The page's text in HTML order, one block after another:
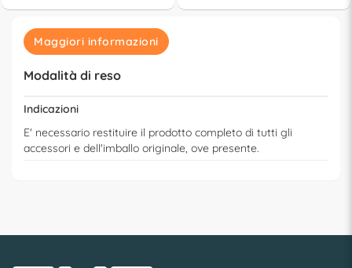
Maggiori informazioni
Modalità di reso
Indicazioni
E' necessario restituire il prodotto completo di tutti gli
accessori e dell'imballo originale, ove presente.